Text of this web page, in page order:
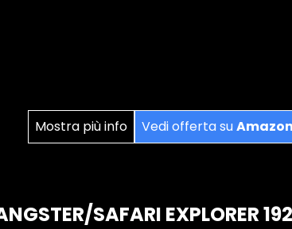
Mostra più info Vedi offerta su
SAFARI EXPLORER